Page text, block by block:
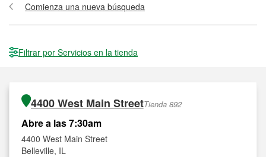
Comienza una nueva búsqueda
Filtrar por Servicios en la tienda
4400 West Main StreetTienda 892
Abre a las 7:30am
4400 West Main Street
Belleville, IL